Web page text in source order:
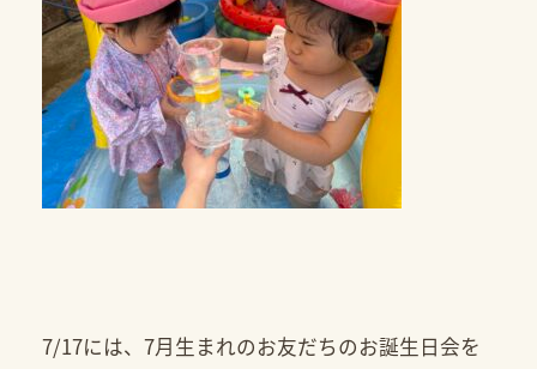
7/17には、7月生まれのお友だちのお誕生日会を